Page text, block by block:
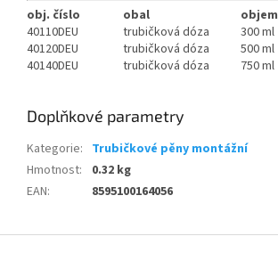
obj. číslo
obal objem
40110DEU
trubičková dóza 300 ml
40120DEU
trubičková dóza 500 ml
40140DEU
trubičková dóza 750 ml
Doplňkové parametry
Kategorie: Trubičkové pěny montážní
Hmotnost:
0.32 kg
EAN: 8595100164056